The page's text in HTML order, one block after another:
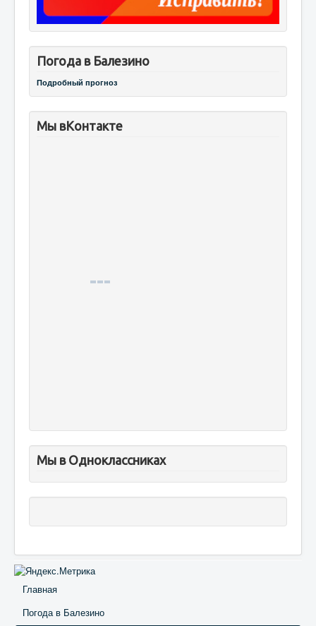
Погода в Балезино
Подробный прогноз
Мы вКонтакте
Мы в Одноклассниках
Главная
Погода в Балезино